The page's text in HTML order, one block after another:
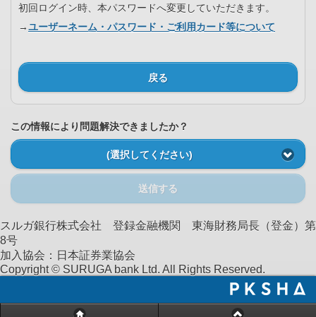
初回ログイン時、本パスワードへ変更していただきます。
→ユーザーネーム・パスワード・ご利用カード等について
戻る
この情報により問題解決できましたか？
(選択してください)
送信する
スルガ銀行株式会社 登録金融機関 東海財務局長（登金）第
8号
加入協会：日本証券業協会
Copyright © SURUGA bank Ltd. All Rights Reserved.